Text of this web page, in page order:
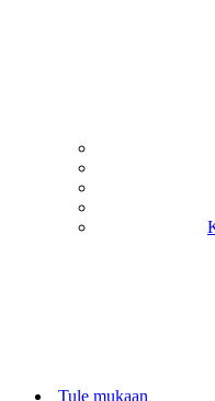
Tule mukaan